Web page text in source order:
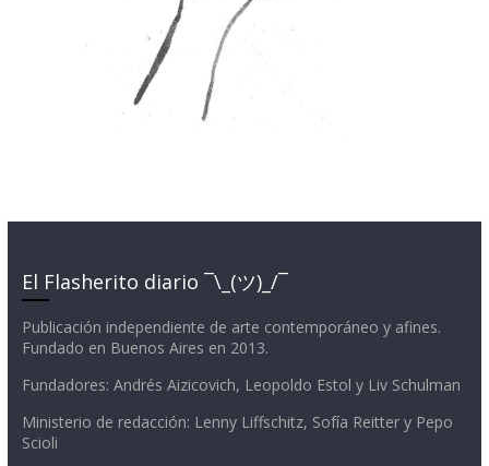
El Flasherito diario ¯\_(ツ)_/¯
Publicación independiente de arte contemporáneo y afines.
Fundado en Buenos Aires en 2013.
Fundadores: Andrés Aizicovich, Leopoldo Estol y Liv Schulman
Ministerio de redacción: Lenny Liffschitz, Sofía Reitter y Pepo
Scioli